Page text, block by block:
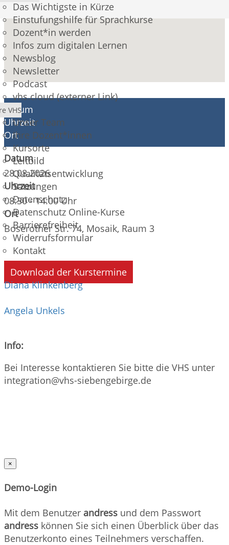
Das Wichtigste in Kürze
Einstufungshilfe für Sprachkurse
Dozent*in werden
Infos zum digitalen Lernen
Newsblog
Newsletter
Podcast
vhs.cloud (externer Link)
VHS
Unser Team
Ihre Dozent*innen
Kursorte
Leitbild
Qualitätsentwicklung
Satzungen
Datenschutz
Datenschutz Online-Kurse
Barrierefreiheit
Widerrufsformular
Kontakt
Datum
Uhrzeit
Ort
Datum
28.08.2026
Uhrzeit
08:30 - 14:00 Uhr
Ort
Boserother Str. 74, Mosaik, Raum 3
Download der Kurstermine
Diana Klinkenberg
Angela Unkels
Info:
Bei Interesse kontaktieren Sie bitte die VHS unter
integration@vhs-siebengebirge.de
×
Demo-Login
Mit dem Benutzer andress und dem Passwort
andress können Sie sich einen Überblick über das
Benutzerkonto eines Teilnehmers verschaffen.